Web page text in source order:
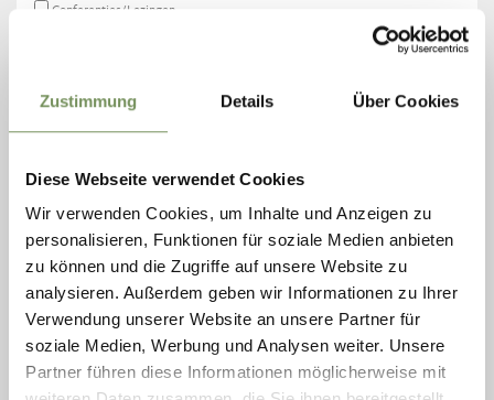
Zustimmung Details Über Cookies
Diese Webseite verwendet Cookies
Wir verwenden Cookies, um Inhalte und Anzeigen zu
personalisieren, Funktionen für soziale Medien anbieten
zu können und die Zugriffe auf unsere Website zu
analysieren. Außerdem geben wir Informationen zu Ihrer
Verwendung unserer Website an unsere Partner für
soziale Medien, Werbung und Analysen weiter. Unsere
Partner führen diese Informationen möglicherweise mit
Conferenties/Lezingen
Ambachten/Traditie
Beurzen/Markten
Volksfeesten/Festivals
Rondleidingen/Bezichtigingen
Exposities/Kunst
Familie
DRUCKEN